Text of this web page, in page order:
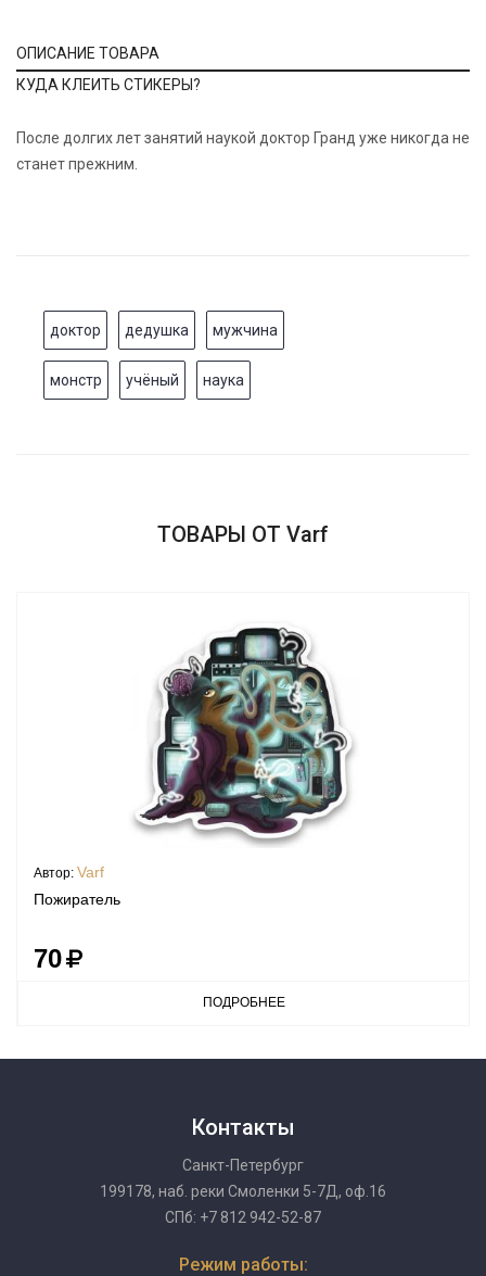
ОПИСАНИЕ ТОВАРА
КУДА КЛЕИТЬ СТИКЕРЫ?
После долгих лет занятий наукой доктор Гранд уже никогда не
станет прежним.
доктор дедушка мужчина
монстр учёный наука
ТОВАРЫ ОТ Varf
Автор: Varf
Пожиратель
70
ПОДРОБНЕЕ
Контакты
Санкт-Петербург
199178, наб. реки Смоленки 5-7Д, оф.16
СПб: +7 812 942-52-87
Режим работы: